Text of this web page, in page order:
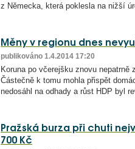
z Německa, která poklesla na nižší
Měny v regionu dnes
publikováno 1.4.2014 17:20
Koruna po včerejšku znovu
Částečně k tomu mohla přispět
nedosáhl na odhady a růst HDP byl
Pražská burza při chuti
700 Kč